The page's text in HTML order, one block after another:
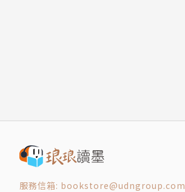
服務信箱: bookstore@udngroup.com